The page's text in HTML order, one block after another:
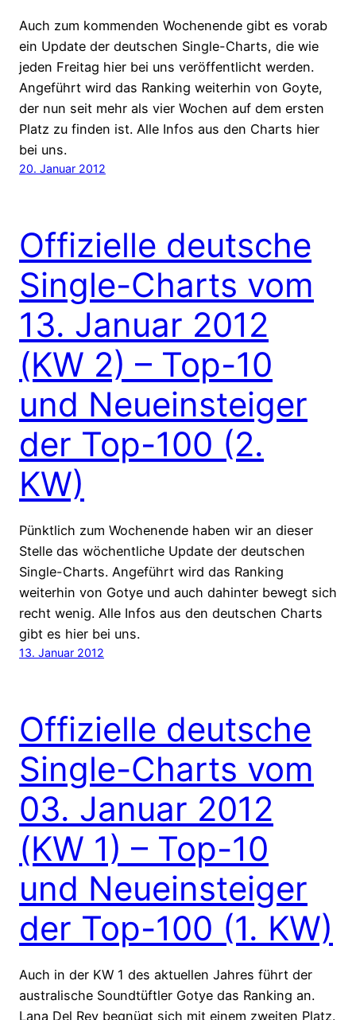
Auch zum kommenden Wochenende gibt es vorab
ein Update der deutschen Single-Charts, die wie
jeden Freitag hier bei uns veröffentlicht werden.
Angeführt wird das Ranking weiterhin von Goyte,
der nun seit mehr als vier Wochen auf dem ersten
Platz zu finden ist. Alle Infos aus den Charts hier
bei uns.
20. Januar 2012
Offizielle deutsche
Single-Charts vom
13. Januar 2012
(KW 2) – Top-10
und Neueinsteiger
der Top-100 (2.
KW)
Pünktlich zum Wochenende haben wir an dieser
Stelle das wöchentliche Update der deutschen
Single-Charts. Angeführt wird das Ranking
weiterhin von Gotye und auch dahinter bewegt sich
recht wenig. Alle Infos aus den deutschen Charts
gibt es hier bei uns.
13. Januar 2012
Offizielle deutsche
Single-Charts vom
03. Januar 2012
(KW 1) – Top-10
und Neueinsteiger
der Top-100 (1. KW)
Auch in der KW 1 des aktuellen Jahres führt der
australische Soundtüftler Gotye das Ranking an.
Lana Del Rey begnügt sich mit einem zweiten Platz.